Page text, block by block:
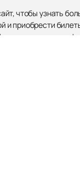
чтобы узнать
и приобрести
в